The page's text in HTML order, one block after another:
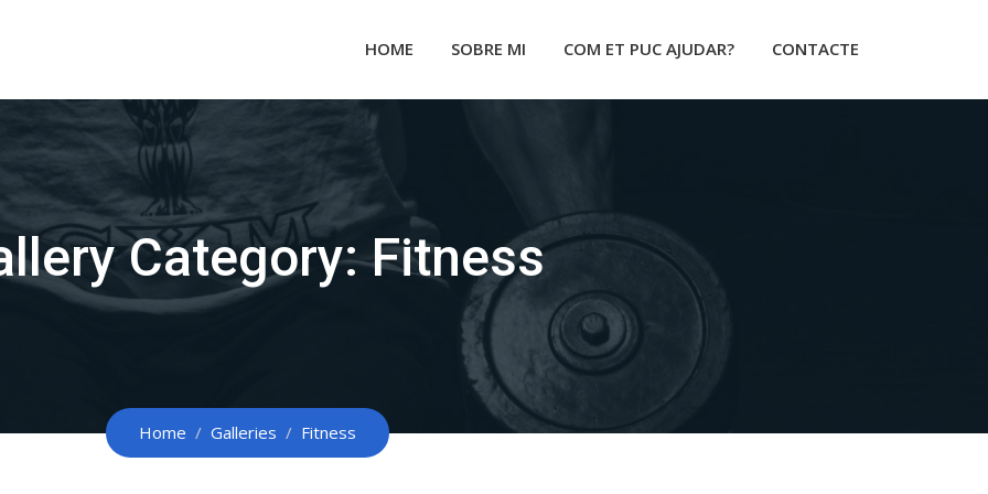
HOME SOBRE MI COM ET PUC AJUDAR? CONTACTE
Category:Fitness
Home Galleries Fitness